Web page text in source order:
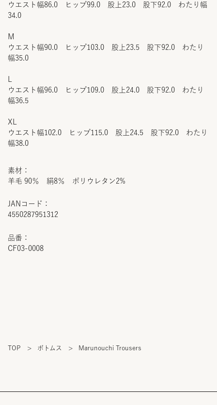
JANコード：
4550287951312
品番：
CF03-0008
ウエスト幅86.0 ヒップ99.0 股上23.0 股下92.0 わたり幅
34.0
M
ウエスト幅90.0 ヒップ103.0 股上23.5 股下92.0 わたり
幅35.0
ウエスト幅96.0 ヒップ109.0 股上24.0 股下92.0 わたり
幅36.5
XL
ウエスト幅102.0 ヒップ115.0 股上24.5 股下92.0 わたり
幅38.0
素材：
羊毛 90％ 絹8％ ポリウレタン2%
TOP > ボトムス > Marunouchi Trousers